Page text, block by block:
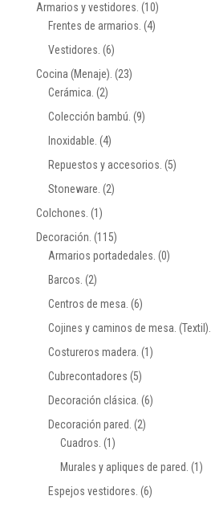
Armarios y vestidores. (10)
Frentes de armarios. (4)
Vestidores. (6)
Cocina (Menaje). (23)
Cerámica. (2)
Colección bambú. (9)
Inoxidable. (4)
Repuestos y accesorios. (5)
Stoneware. (2)
Colchones. (1)
Decoración. (115)
Armarios portadedales. (0)
Barcos. (2)
Centros de mesa. (6)
Cojines y caminos de mesa. (Textil).
Costureros madera. (1)
Cubrecontadores (5)
Decoración clásica. (6)
Decoración pared. (2)
Cuadros. (1)
Murales y apliques de pared. (1)
Espejos vestidores. (6)